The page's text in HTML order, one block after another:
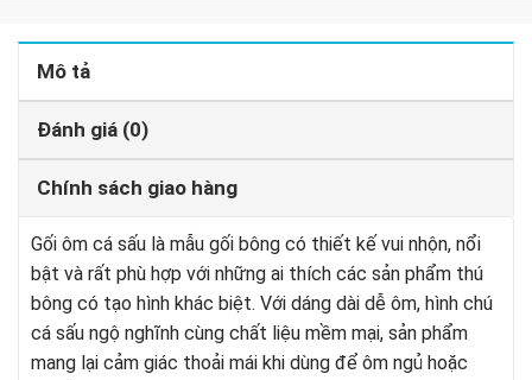
Mô tả
Đánh giá (0)
Chính sách giao hàng
Gối ôm cá sấu là mẫu gối bông có thiết kế vui nhộn, nổi
bật và rất phù hợp với những ai thích các sản phẩm thú
bông có tạo hình khác biệt. Với dáng dài dễ ôm, hình chú
cá sấu ngộ nghĩnh cùng chất liệu mềm mại, sản phẩm
mang lại cảm giác thoải mái khi dùng để ôm ngủ hoặc